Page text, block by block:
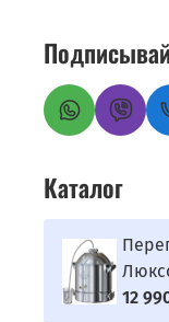
Каталог
12